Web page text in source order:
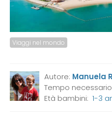
Viaggi nel mondo
Autore: Manuela
Tempo
Età bambini: 1-3